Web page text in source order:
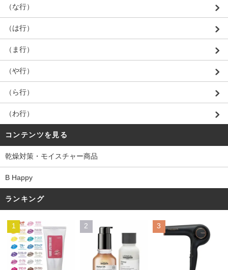
（な行）
（は行）
（ま行）
（や行）
（ら行）
（わ行）
コンテンツを見る
乾燥対策・モイスチャー商品
B Happy
ランキング
1 2 3